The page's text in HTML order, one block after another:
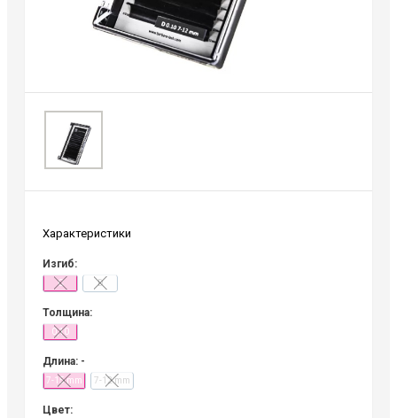
Характеристики
Изгиб:
C D
Толщина:
0,10
Длина: -
7-15 mm 7-12 mm
Цвет: